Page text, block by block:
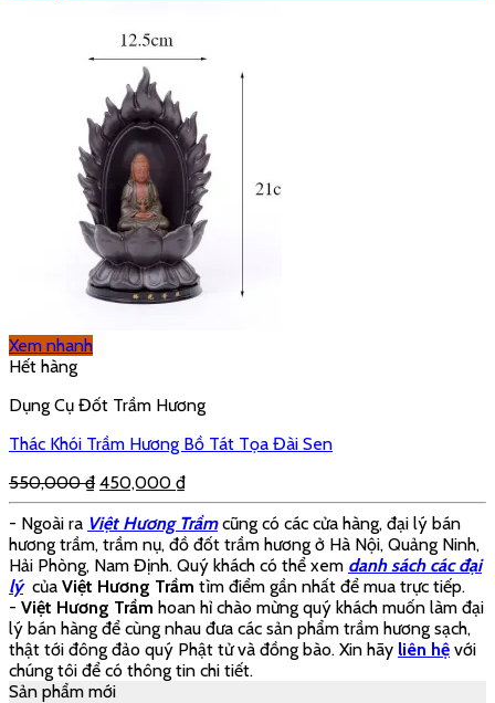
Xem nhanh
Hết hàng
Dụng Cụ Đốt Trầm Hương
Thác Khói Trầm Hương Bồ Tát Tọa Đài Sen
550,000₫ 450,000 ₫
- Ngoài ra Việt Hương Trầmcũng có các cửa hàng, đại lý bán
hương trầm, trầm nụ, đồ đốt trầm hương ở Hà Nội, Quảng Ninh,
Hải Phòng, Nam Định. Quý khách có thể xem danh sách các đại
lýcủa Việt Hương Trầm tìm điểm gần nhất để mua trực tiếp.
- Việt Hương Trầm hoan hỉ chào mừng quý khách muốn làm đại
lý bán hàng để cùng nhau đưa các sản phẩm trầm hương sạch,
thật tới đông đảo quý Phật tử và đồng bào. Xin hãy liên hệ với
chúng tôi để có thông tin chi tiết.
Sản phẩm mới